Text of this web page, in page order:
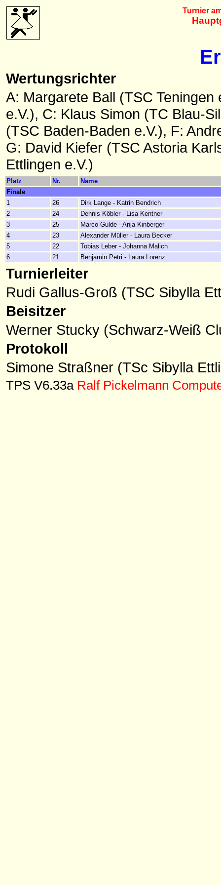
Turnier
Wertungsrichter
A: Margarete Ball (TSC
e.V.), C: Klaus Simon (TC Blau-
(TSC Baden-Baden e.V.), F:
G: David Kiefer (TSC Astoria
Ettlingen e.V.)
Platz Nr.
Name
Finale
1
26
Dirk Lange - Katrin Bendrich
2
24
Dennis Köbler - Lisa Kentner
3
25
Marco Gulde - Anja Kinberger
4
23
Alexander Müller - Laura Becker
5
22
Tobias Leber - Johanna Malich
6
21 Benjamin Petri - Laura Lorenz
Turnierleiter
Rudi Gallus-Groß (TSC Sibylla
Beisitzer
Werner Stucky (Schwarz-Weiß
Protokoll
Simone Straßner (TSc Sibylla
TPS V6.33a Ralf Pickelmann